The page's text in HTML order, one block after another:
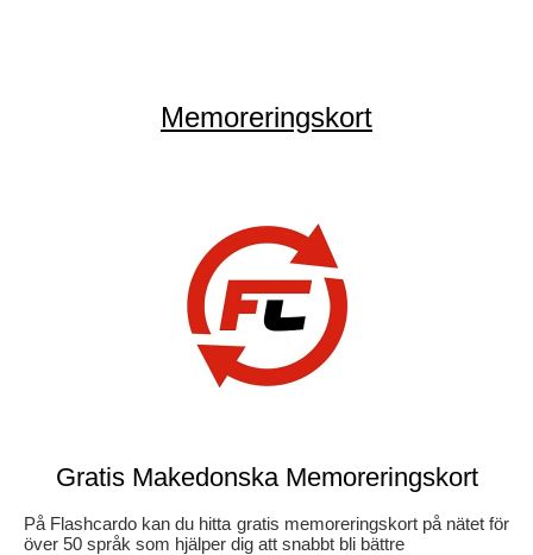
Memoreringskort
Gratis Makedonska Memoreringskort
På Flashcardo kan du hitta gratis memoreringskort på nätet för
över 50 språk som hjälper dig att snabbt bli bättre